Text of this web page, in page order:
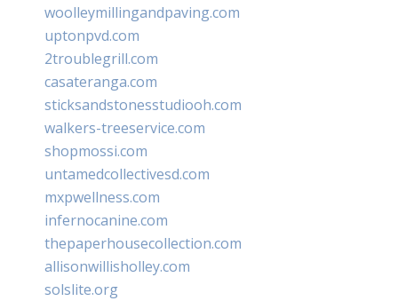
woolleymillingandpaving.com
uptonpvd.com
2troublegrill.com
casateranga.com
sticksandstonesstudiooh.com
walkers-treeservice.com
shopmossi.com
untamedcollectivesd.com
mxpwellness.com
infernocanine.com
thepaperhousecollection.com
allisonwillisholley.com
solslite.org